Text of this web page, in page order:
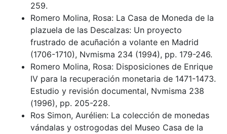
259.
Romero Molina, Rosa: La Casa de Moneda de la
plazuela de las Descalzas: Un proyecto
frustrado de acuñación a volante en Madrid
(1706-1710), Nvmisma 234 (1994), pp. 179-246.
Romero Molina, Rosa: Disposiciones de Enrique
IV para la recuperación monetaria de 1471-1473.
Estudio y revisión documental, Nvmisma 238
(1996), pp. 205-228.
Ros Simon, Aurélien: La colección de monedas
vándalas y ostrogodas del Museo Casa de la